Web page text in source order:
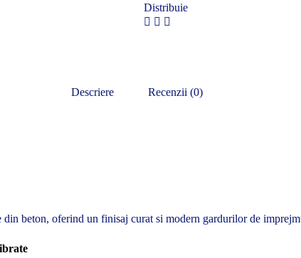
Distribuie
Descriere Recenzii (0)
din beton, oferind un finisaj curat si modern gardurilor de